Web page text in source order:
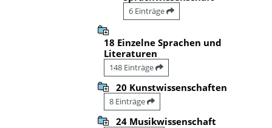
6 Einträge
18 Einzelne Sprachen und
Literaturen
148 Einträge
20 Kunstwissenschaften
8 Einträge
24 Musikwissenschaft